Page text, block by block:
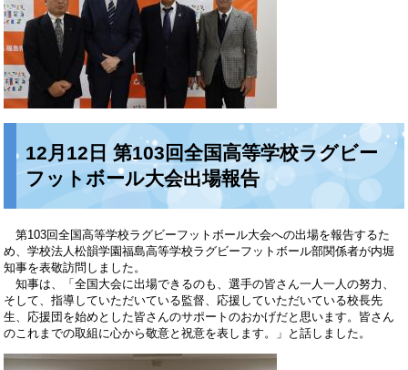
12月12日 第103回全国高等学校ラグビー
フットボール大会出場報告
第103回全国高等学校ラグビーフットボール大会への出場を報告するた
め、学校法人松韻学園福島高等学校ラグビーフットボール部関係者が内堀
知事を表敬訪問しました。
知事は、「全国大会に出場できるのも、選手の皆さん一人一人の努力、
そして、指導していただいている監督、応援していただいている校長先
生、応援団を始めとした皆さんのサポートのおかげだと思います。皆さん
のこれまでの取組に心から敬意と祝意を表します。」と話しました。